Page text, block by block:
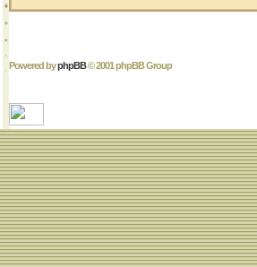
Powered byphpBB© 2001 phpBB Group